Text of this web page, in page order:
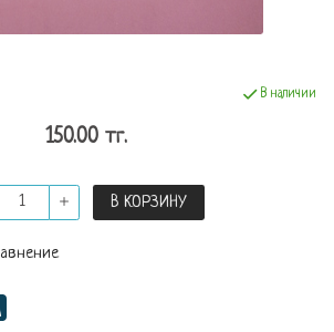
В наличии
150.00 тг.
В КОРЗИНУ